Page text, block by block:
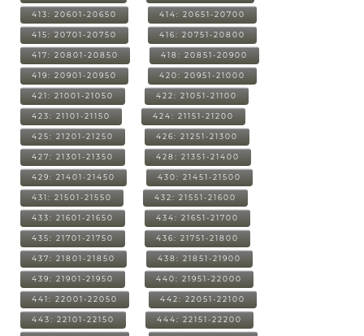
413: 20601-20650 414: 20651-20700
415: 20701-20750 416: 20751-20800
417: 20801-20850 418: 20851-20900
419: 20901-20950 420: 20951-21000
421: 21001-21050 422: 21051-21100
423: 21101-21150 424: 21151-21200
425: 21201-21250 426: 21251-21300
427: 21301-21350 428: 21351-21400
429: 21401-21450 430: 21451-21500
431: 21501-21550 432: 21551-21600
433: 21601-21650 434: 21651-21700
435: 21701-21750 436: 21751-21800
437: 21801-21850 438: 21851-21900
439: 21901-21950 440: 21951-22000
441: 22001-22050 442: 22051-22100
443: 22101-22150 444: 22151-22200